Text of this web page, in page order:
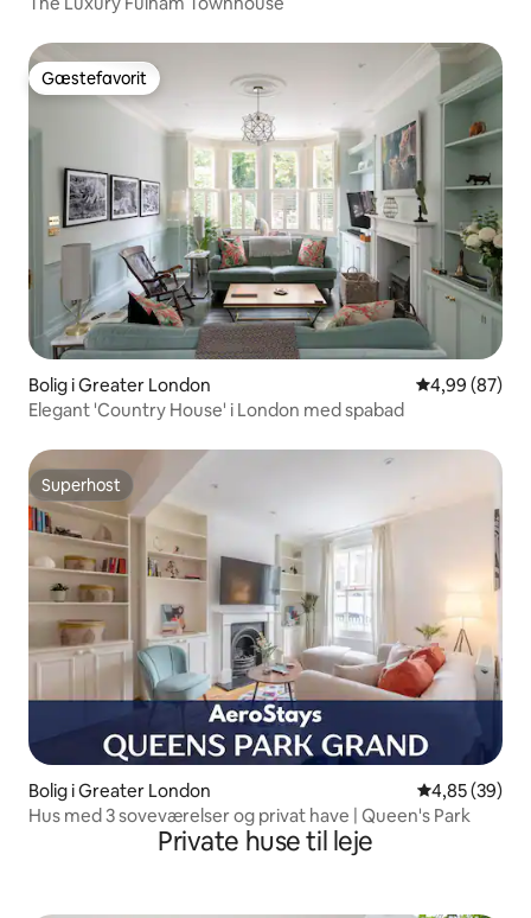
Gæstefavorit
Gæstefavorit
Bolig i Greater London 4,99 ud af 5 i
4,99 (87)
Elegant 'Country House' i London med spabad
Superhost
Superhost
Bolig i Greater London 4,85 ud af 5 i
4,85 (39)
Hus med 3 soveværelser og privat have | Queen's Park
Private huse til leje